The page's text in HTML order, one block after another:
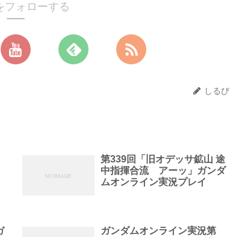
フォローする
しるび
第339回「旧オデッサ鉱山 途
中指揮合流 アーッ」ガンダ
ムオンライン実況プレイ
ガンダムオンライン実況第